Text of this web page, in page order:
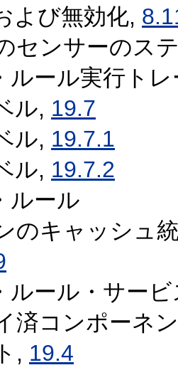
よび無効化,
センサーのス
ルール実行ト
ル, 19.7
ル, 19.7.1
ル, 19.7.2
ルール
のキャッシュ
ルール・サー
済コンポーネ
, 19.4